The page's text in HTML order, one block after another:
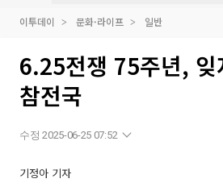
이투데이 문화·라이프 일반
6.25전쟁 75주년, 잊
참전국
수정 2025-06-25 07:52
기정아 기자